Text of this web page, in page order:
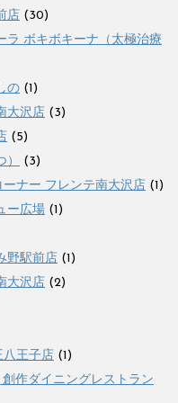
店 (30)
ラ ボキボキーナ（太極治療
の (1)
大沢店 (3)
(5)
(3)
ーナー フレンテ南大沢店 (1)
ー広場 (1)
野駅前店 (1)
大沢店 (2)
王子店 (1)
作ダイニングレストラン